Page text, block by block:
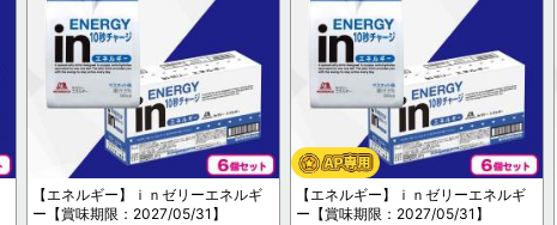
【エネルギー】ｉｎゼリーエネルギ
ー【賞味期限：2027/05/31】
【エネルギー】ｉｎゼリーエネルギ
ー【賞味期限：2027/05/31】